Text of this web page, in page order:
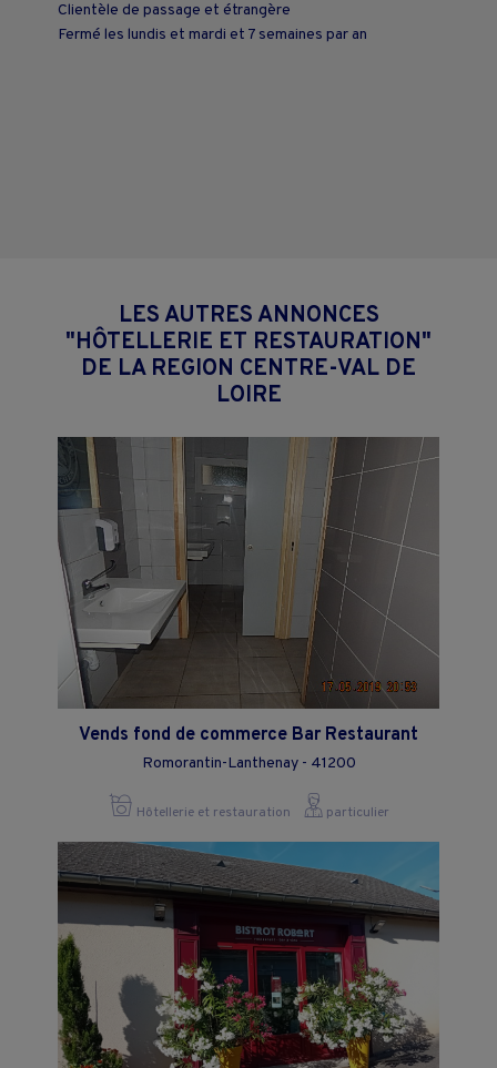
Clientèle de passage et étrangère
Fermé les lundis et mardi et 7 semaines par an
LES AUTRES ANNONCES
"HÔTELLERIE ET RESTAURATION"
DE LA REGION CENTRE-VAL DE
LOIRE
Vends fond de commerce Bar Restaurant
Romorantin-Lanthenay - 41200
Hôtellerie et restauration particulier